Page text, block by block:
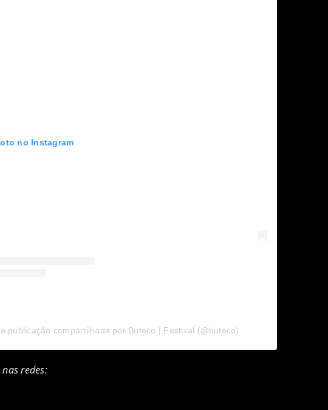
no Instagram
publicação compartilhada por Buteco | Festival (@buteco)
redes: